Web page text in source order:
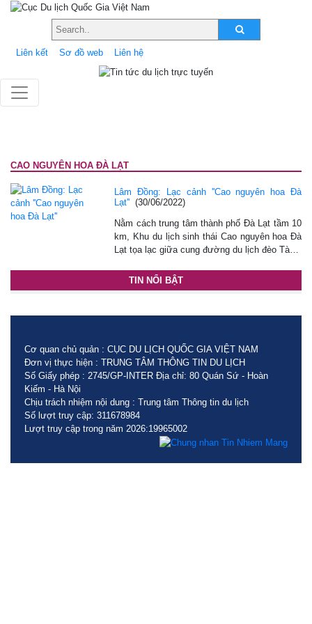
Liên kết Sơ đồ web Liên hệ
CAO NGUYÊN HOA ĐÀ LẠT
Lâm Đồng: Lạc cảnh ''Cao nguyên hoa Đà
Lạt'' (30/06/2022)
Nằm cách trung tâm thành phố Đà Lạt tầm 10
km, Khu du lịch sinh thái Cao nguyên hoa Đà
Lạt tọa lạc giữa cung đường du lịch đèo Tà…
TIN NỔI BẬT
Cơ quan chủ quản : CỤC DU LỊCH QUỐC GIA VIỆT NAM
Đơn vị thực hiện : TRUNG TÂM THÔNG TIN DU LỊCH
Số Giấy phép : 2745/GP-INTER Địa chỉ: 80 Quán Sứ - Hoàn
Kiếm - Hà Nội
Chịu trách nhiệm nội dung : Trung tâm Thông tin du lịch
Số lượt truy cập: 311678984
Lượt truy cập trong năm 2026:19965002